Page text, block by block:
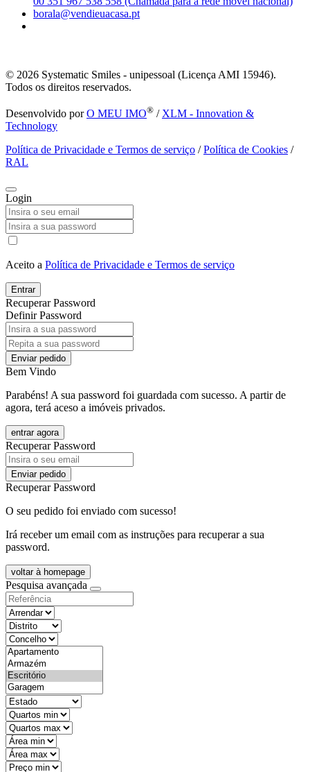
borala@vendieuacasa.pt
© 2026 Systematic Smiles - unipessoal (Licença AMI 15946).
Todos os direitos reservados.
Desenvolvido porO MEU IMO® / XLM - Innovation &
Technology
Política de Privacidade e Termos de serviço /Política de Cookies /
RAL
Login
Aceito a Política de Privacidade e Termos de serviço
Entrar
Recuperar Password
Definir Password
Enviar pedido
Bem Vindo
Parabéns! A sua password foi guardada com sucesso. A partir de
agora, terá aceso a imóveis privados.
entrar agora
Recuperar Password
Enviar pedido
Recuperar Password
O seu pedido foi enviado com sucesso!
Irá receber um email com as instruções para recuperar a sua
password.
voltar à homepage
Pesquisa avançada
objective
districtId
countyId
types
state
mintypo
maxtypo
minarea
maxarea
minprice